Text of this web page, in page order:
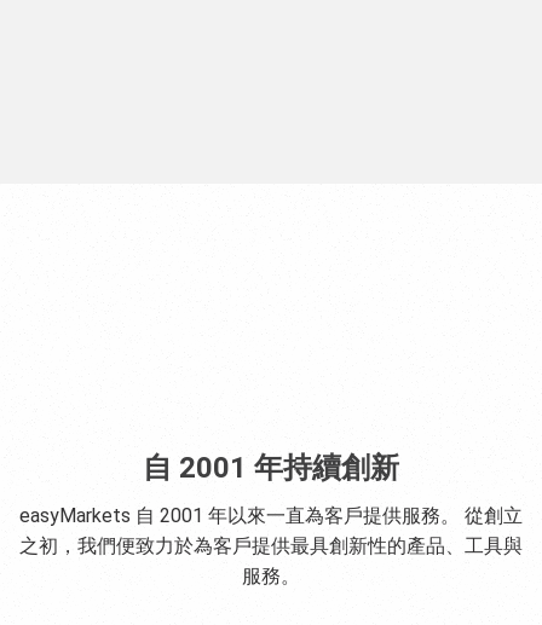
自 2001 年持續創新
easyMarkets 自 2001 年以來一直為客戶提供服務。 從創立
之初，我們便致力於為客戶提供最具創新性的產品、工具與
服務。